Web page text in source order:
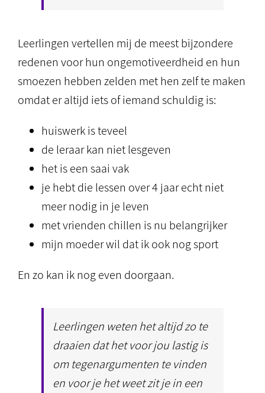
Leerlingen vertellen mij de meest bijzondere
redenen voor hun ongemotiveerdheid en hun
smoezen hebben zelden met hen zelf te maken
omdat er altijd iets of iemand schuldig is:
huiswerk is teveel
de leraar kan niet lesgeven
het is een saai vak
je hebt die lessen over 4 jaar echt niet
meer nodig in je leven
met vrienden chillen is nu belangrijker
mijn moeder wil dat ik ook nog sport
En zo kan ik nog even doorgaan.
Leerlingen weten het altijd zo te
draaien dat het voor jou lastig is
om tegenargumenten te vinden
en voor je het weet zit je in een